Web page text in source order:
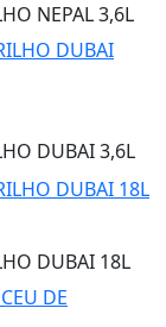
NEPAL 3,6L
DUBAI 3,6L
DUBAI 18L